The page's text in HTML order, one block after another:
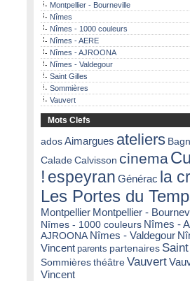
Montpellier - Bourneville
Nîmes
Nîmes - 1000 couleurs
Nîmes - AERE
Nîmes - AJROONA
Nîmes - Valdegour
Saint Gilles
Sommières
Vauvert
Mots Clefs
adosAimargues ateliers
CaladeCalvisson cinema
! espeyran Générac la
Les Portes du
Montpellier Montpellier -
Nîmes - 1000 couleurs Nîmes -
AJROONA Nîmes - Valdegour
Vincent parents partenaires
Sommières théâtre Vauvert
Vincent